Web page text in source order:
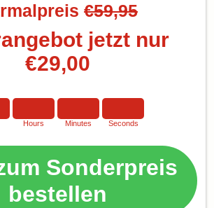
€59,95
jetzt nur
€29,00
Hours Minutes Seconds
Sonderpreis
bestellen